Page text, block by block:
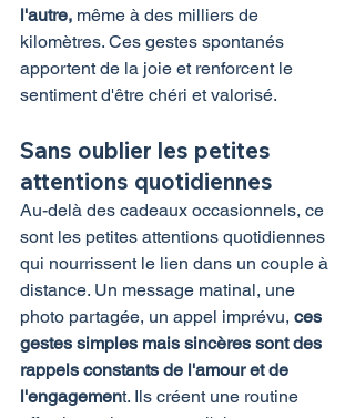
l'autre, même à des milliers de
kilomètres. Ces gestes spontanés
apportent de la joie et renforcent le
sentiment d'être chéri et valorisé.
Sans oublier les petites
attentions quotidiennes
Au-delà des cadeaux occasionnels, ce
sont les petites attentions quotidiennes
qui nourrissent le lien dans un couple à
distance. Un message matinal, une
photo partagée, un appel imprévu, ces
gestes simples mais sincères sont des
rappels constants de l'amour et de
l'engagement. Ils créent une routine